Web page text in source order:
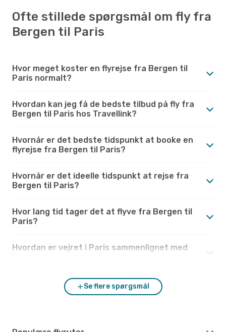
Ofte stillede spørgsmål om fly fra
Bergen til Paris
Hvor meget koster en flyrejse fra Bergen til
Paris normalt?
Hvordan kan jeg få de bedste tilbud på fly fra
Bergen til Paris hos Travellink?
Hvornår er det bedste tidspunkt at booke en
flyrejse fra Bergen til Paris?
Hvornår er det ideelle tidspunkt at rejse fra
Bergen til Paris?
Hvor lang tid tager det at flyve fra Bergen til
Paris?
Hvordan er vejret i Paris sammenlignet med
Se flere spørgsmål